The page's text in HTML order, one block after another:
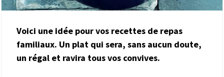
Voici une idée pour vos recettes de repas
familiaux. Un plat qui sera, sans aucun doute,
un régal et ravira tous vos convives.